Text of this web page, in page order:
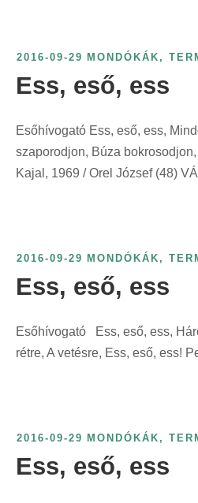
2016-09-29 MONDÓKÁK ,
Ess, eső, ess
Esőhívogató Ess, eső, ess,
szaporodjon, Búza
Kajal, 1969 / Orel József (48)
2016-09-29 MONDÓKÁK ,
Ess, eső, ess
Esőhívogató Ess, eső, ess,
rétre, A vetésre, Ess, eső, ess!
2016-09-29 MONDÓKÁK ,
Ess, eső, ess